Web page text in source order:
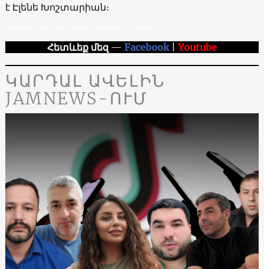
է Էլենե Խոշտարիան։
Հետևեք մեզ — Facebook |Youtube
ԿԱՐԴԱԼ ԱՎԵԼԻՆ
JAMNEWS-ՈՒՄ